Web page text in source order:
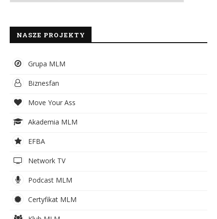
NASZE PROJEKTY
Grupa MLM
Biznesfan
Move Your Ass
Akademia MLM
EFBA
Network TV
Podcast MLM
Certyfikat MLM